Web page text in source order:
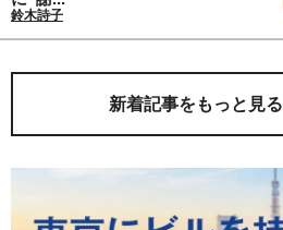
鈴木詩子
新着記事をもっと見る